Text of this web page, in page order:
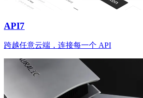
API7
跨越任意云端，连接每一个 API